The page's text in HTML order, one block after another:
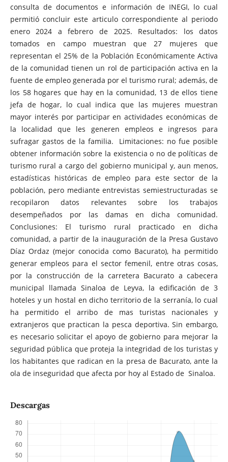
consulta de documentos e información de INEGI, lo cual
permitió concluir este articulo correspondiente al periodo
enero 2024 a febrero de 2025. Resultados: los datos
tomados en campo muestran que 27 mujeres que
representan el 25% de la Población Económicamente Activa
de la comunidad tienen un rol de participación activa en la
fuente de empleo generada por el turismo rural; además, de
los 58 hogares que hay en la comunidad, 13 de ellos tiene
jefa de hogar, lo cual indica que las mujeres muestran
mayor interés por participar en actividades económicas de
la localidad que les generen empleos e ingresos para
sufragar gastos de la familia. Limitaciones: no fue posible
obtener información sobre la existencia o no de políticas de
turismo rural a cargo del gobierno municipal y, aun menos,
estadísticas históricas de empleo para este sector de la
población, pero mediante entrevistas semiestructuradas se
recopilaron datos relevantes sobre los trabajos
desempeñados por las damas en dicha comunidad.
Conclusiones: El turismo rural practicado en dicha
comunidad, a partir de la inauguración de la Presa Gustavo
Díaz Ordaz (mejor conocida como Bacurato), ha permitido
generar empleos para el sector femenil, entre otras cosas,
por la construcción de la carretera Bacurato a cabecera
municipal llamada Sinaloa de Leyva, la edificación de 3
hoteles y un hostal en dicho territorio de la serranía, lo cual
ha permitido el arribo de mas turistas nacionales y
extranjeros que practican la pesca deportiva. Sin embargo,
es necesario solicitar el apoyo de gobierno para mejorar la
seguridad pública que proteja la integridad de los turistas y
los habitantes que radican en la presa de Bacurato, ante la
ola de inseguridad que afecta por hoy al Estado de Sinaloa.
Descargas